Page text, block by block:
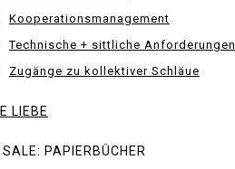
Kooperationsmanagement
Technische + sittliche Anforderungen
Zugänge zu kollektiver Schläue
LIEBE
SALE: PAPIERBÜCHER